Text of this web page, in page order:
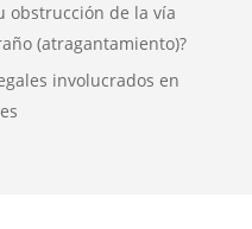
obstrucción de la vía
(atragantamiento)?
involucrados en